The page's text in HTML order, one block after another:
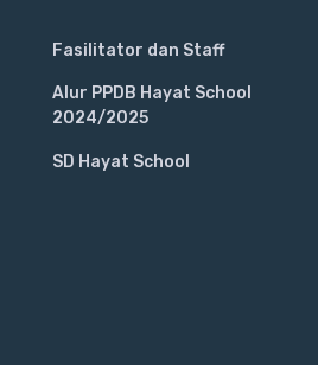
Fasilitator dan Staff
Alur PPDB Hayat School
2024/2025
SD Hayat School